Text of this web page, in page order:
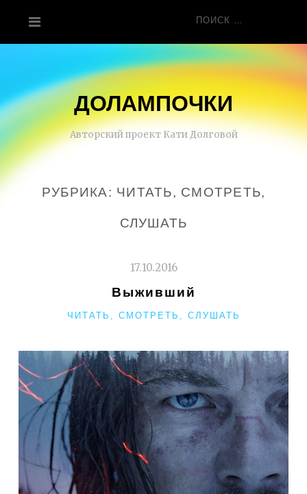
содержанию
Поиск
ДОЛАМПОЧКИ
Авторский проект Кати Долговой
РУБРИКА: ЧИТАТЬ, СМОТРЕТЬ,
СЛУШАТЬ
17.10.2016
Выживший
РУБРИКИ
ЧИТАТЬ, СМОТРЕТЬ, СЛУШАТЬ